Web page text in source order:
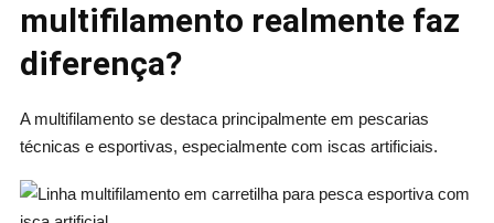
multifilamento realmente faz
diferença?
A multifilamento se destaca principalmente em pescarias
técnicas e esportivas, especialmente com iscas artificiais.